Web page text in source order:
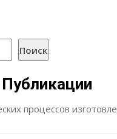
Поиск
процессов